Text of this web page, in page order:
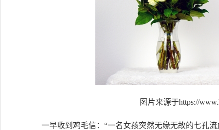
图片来源于https://
一早收到鸡毛信：“一名女孩突然无缘无故的七孔流